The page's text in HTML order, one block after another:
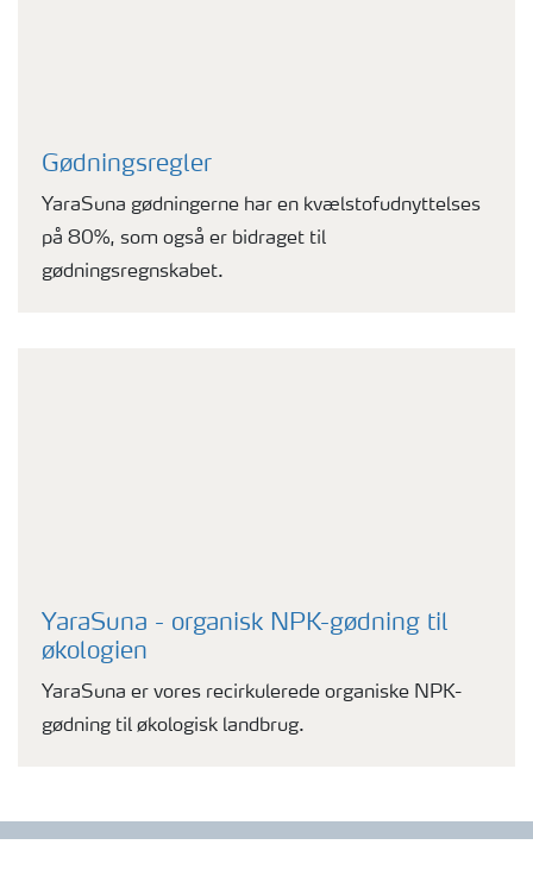
Gødningsregler
YaraSuna gødningerne har en kvælstofudnyttelses
på 80%, som også er bidraget til
gødningsregnskabet.
YaraSuna - organisk NPK-gødning til
økologien
YaraSuna er vores recirkulerede organiske NPK-
gødning til økologisk landbrug.